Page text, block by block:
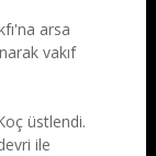
arsa
vakıf
üstlendi.
ile